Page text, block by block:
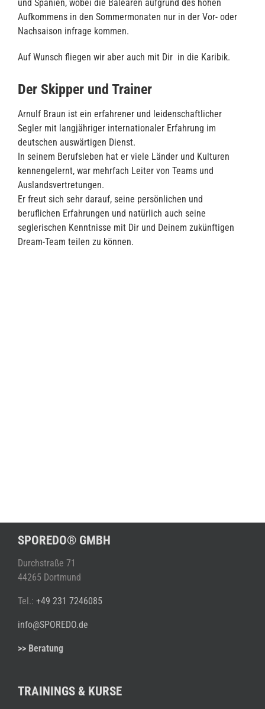
und Spanien, wobei die Balearen aufgrund des hohen
Aufkommens in den Sommermonaten nur in der Vor- oder
Nachsaison infrage kommen.
Auf Wunsch fliegen wir aber auch mit Dir in die Karibik.
Der Skipper und Trainer
Arnulf Braun ist ein erfahrener und leidenschaftlicher
Segler mit langjähriger internationaler Erfahrung im
deutschen auswärtigen Dienst.
In seinem Berufsleben hat er viele Länder und Kulturen
kennengelernt, war mehrfach Leiter von Teams und
Auslandsvertretungen.
Er freut sich sehr darauf, seine persönlichen und
beruflichen Erfahrungen und natürlich auch seine
seglerischen Kenntnisse mit Dir und Deinem zukünftigen
Dream-Team teilen zu können.
SPOREDO® GMBH
Durchstraße 71
44265 Dortmund
Tel.: +49 231 7246085
info@SPOREDO.de
>> Beratung
TRAININGS & KURSE